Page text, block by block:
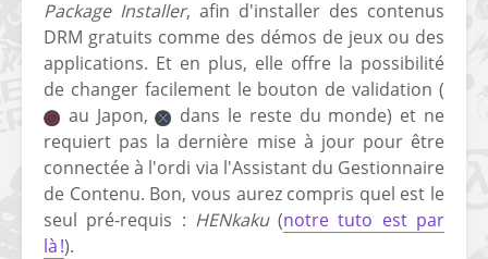
Package Installer, afin d'installer des contenus
DRM gratuits comme des démos de jeux ou des
applications. Et en plus, elle offre la possibilité
de changer facilement le bouton de validation (
au Japon,
dans le reste du monde) et ne
requiert pas la dernière mise à jour pour être
connectée à l'ordi via l'Assistant du Gestionnaire
de Contenu. Bon, vous aurez compris quel est le
seul pré-requis : HENkaku(notre tuto est par
là !).
[Vita] Ouverture de
KyûHEN, le nouveau
concours de
homebrews
[PSP] Débricker une
PSP 2000/3000 est
[Switch]
nouveaux
SX Lite
[Switch]
SX Lite :